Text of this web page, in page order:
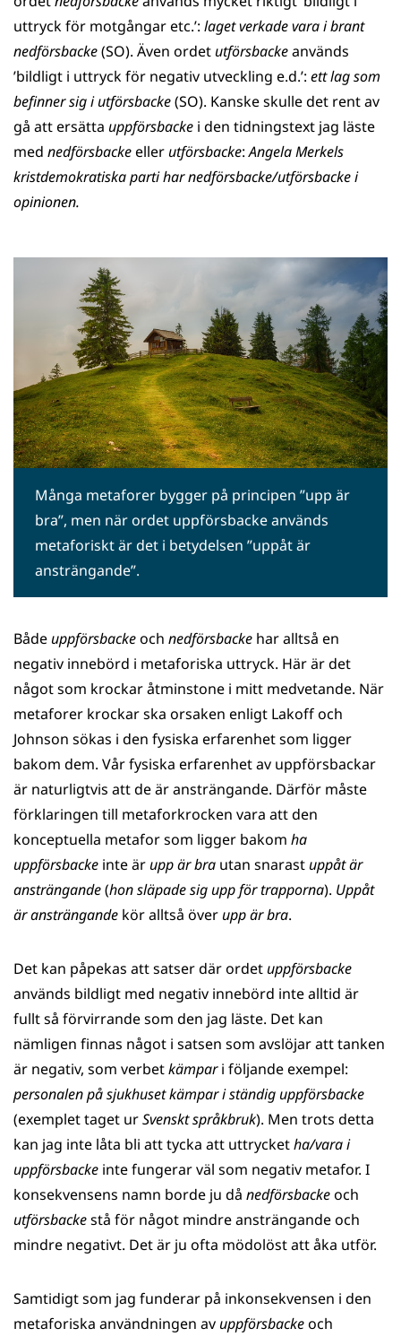
uttryck för motgångar etc.’: laget verkade vara i brant
nedförsbacke(SO). Även ordet utförsbackeanvänds
’bildligt i uttryck för negativ utveckling e.d.’: ett lag som
befinner sig i utförsbacke(SO). Kanske skulle det rent av
gå att ersätta uppförsbacke i den tidningstext jag läste
med nedförsbackeeller utförsbacke:Angela Merkels
kristdemokratiska parti har nedförsbacke/utförsbacke i
opinionen.
Många metaforer bygger på principen ”upp är
bra”, men när ordet uppförsbacke används
metaforiskt är det i betydelsen ”uppåt är
ansträngande”.
Både uppförsbackeoch nedförsbacke har alltså en
negativ innebörd i metaforiska uttryck. Här är det
något som krockar åtminstone i mitt medvetande. När
metaforer krockar ska orsaken enligt Lakoff och
Johnson sökas i den fysiska erfarenhet som ligger
bakom dem. Vår fysiska erfarenhet av uppförsbackar
är naturligtvis att de är ansträngande. Därför måste
förklaringen till metaforkrocken vara att den
konceptuella metafor som ligger bakom ha
uppförsbacke inte är upp är bra utan snarast uppåt är
ansträngande(hon släpade sig upp för trapporna). Uppåt
är ansträngande kör alltså över upp är bra.
Det kan påpekas att satser där ordet uppförsbacke
används bildligt med negativ innebörd inte alltid är
fullt så förvirrande som den jag läste. Det kan
nämligen finnas något i satsen som avslöjar att tanken
är negativ, som verbetkämpari följande exempel:
personalen på sjukhuset kämpar i ständig uppförsbacke
(exemplet taget urSvenskt språkbruk). Men trots detta
kan jag inte låta bli att tycka att uttrycketha/vara i
uppförsbacke inte fungerar väl som negativ metafor. I
konsekvensens namn borde ju då nedförsbackeoch
utförsbackestå för något mindre ansträngande och
mindre negativt. Det är ju ofta mödolöst att åka utför.
Samtidigt som jag funderar på inkonsekvensen i den
metaforiska användningen av uppförsbackeoch